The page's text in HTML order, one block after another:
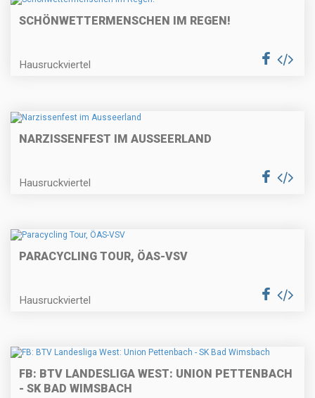
SCHÖNWETTERMENSCHEN IM REGEN!
Hausruckviertel
NARZISSENFEST IM AUSSEERLAND
Hausruckviertel
PARACYCLING TOUR, ÖAS-VSV
Hausruckviertel
FB: BTV LANDESLIGA WEST: UNION PETTENBACH
- SK BAD WIMSBACH